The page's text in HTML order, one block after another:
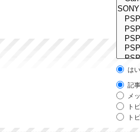
はい
記
メ
ト
ト